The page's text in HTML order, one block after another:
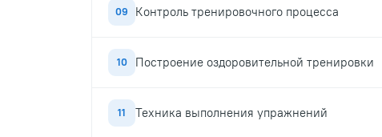
09 Контроль тренировочного процесса
10 Построение оздоровительной тренировки
11 Техника выполнения упражнений